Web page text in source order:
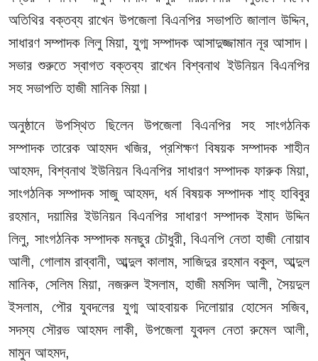
অতিথির বক্তব্য রাখেন উপজেলা বিএনপির সভাপতি জালাল উদ্দিন,
সাধারণ সম্পাদক লিলু মিয়া, যুগ্ম সম্পাদক আসাদুজ্জামান নূর আসাদ।
সভার শুরুতে স্বাগত বক্তব্য রাখেন বিশ্বনাথ ইউনিয়ন বিএনপির
সহ সভাপতি হাজী মানিক মিয়া।
অনুষ্ঠানে উপস্থিত ছিলেন উপজেলা বিএনপির সহ সাংগঠনিক
সম্পাদক তারেক আহমদ খজির, প্রশিক্ষণ বিষয়ক সম্পাদক শাহীন
আহমদ, বিশ্বনাথ ইউনিয়ন বিএনপির সাধারণ সম্পাদক ফারুক মিয়া,
সাংগঠনিক সম্পাদক সাজু আহমদ, ধর্ম বিষয়ক সম্পাদক শাহ্ হাবিবুর
রহমান, দয়ামির ইউনিয়ন বিএনপির সাধারণ সম্পাদক ইমাদ উদ্দিন
লিলু, সাংগঠনিক সম্পাদক মনছুর চৌধুরী, বিএনপি নেতা হাজী নোয়াব
আলী, গোলাম রাব্বানী, আব্দুল কালাম, সাজিদুর রহমান বকুল, আব্দুল
মানিক, সেলিম মিয়া, নজরুল ইসলাম, হাজী মমসিদ আলী, সৈয়দুল
ইসলাম, পৌর যুবদলের যুগ্ম আহবায়ক দিলোয়ার হোসেন সজিব,
সদস্য সৌরভ আহমদ লাকী, উপজেলা যুবদল নেতা রুমেল আলী,
মামুন আহমদ,